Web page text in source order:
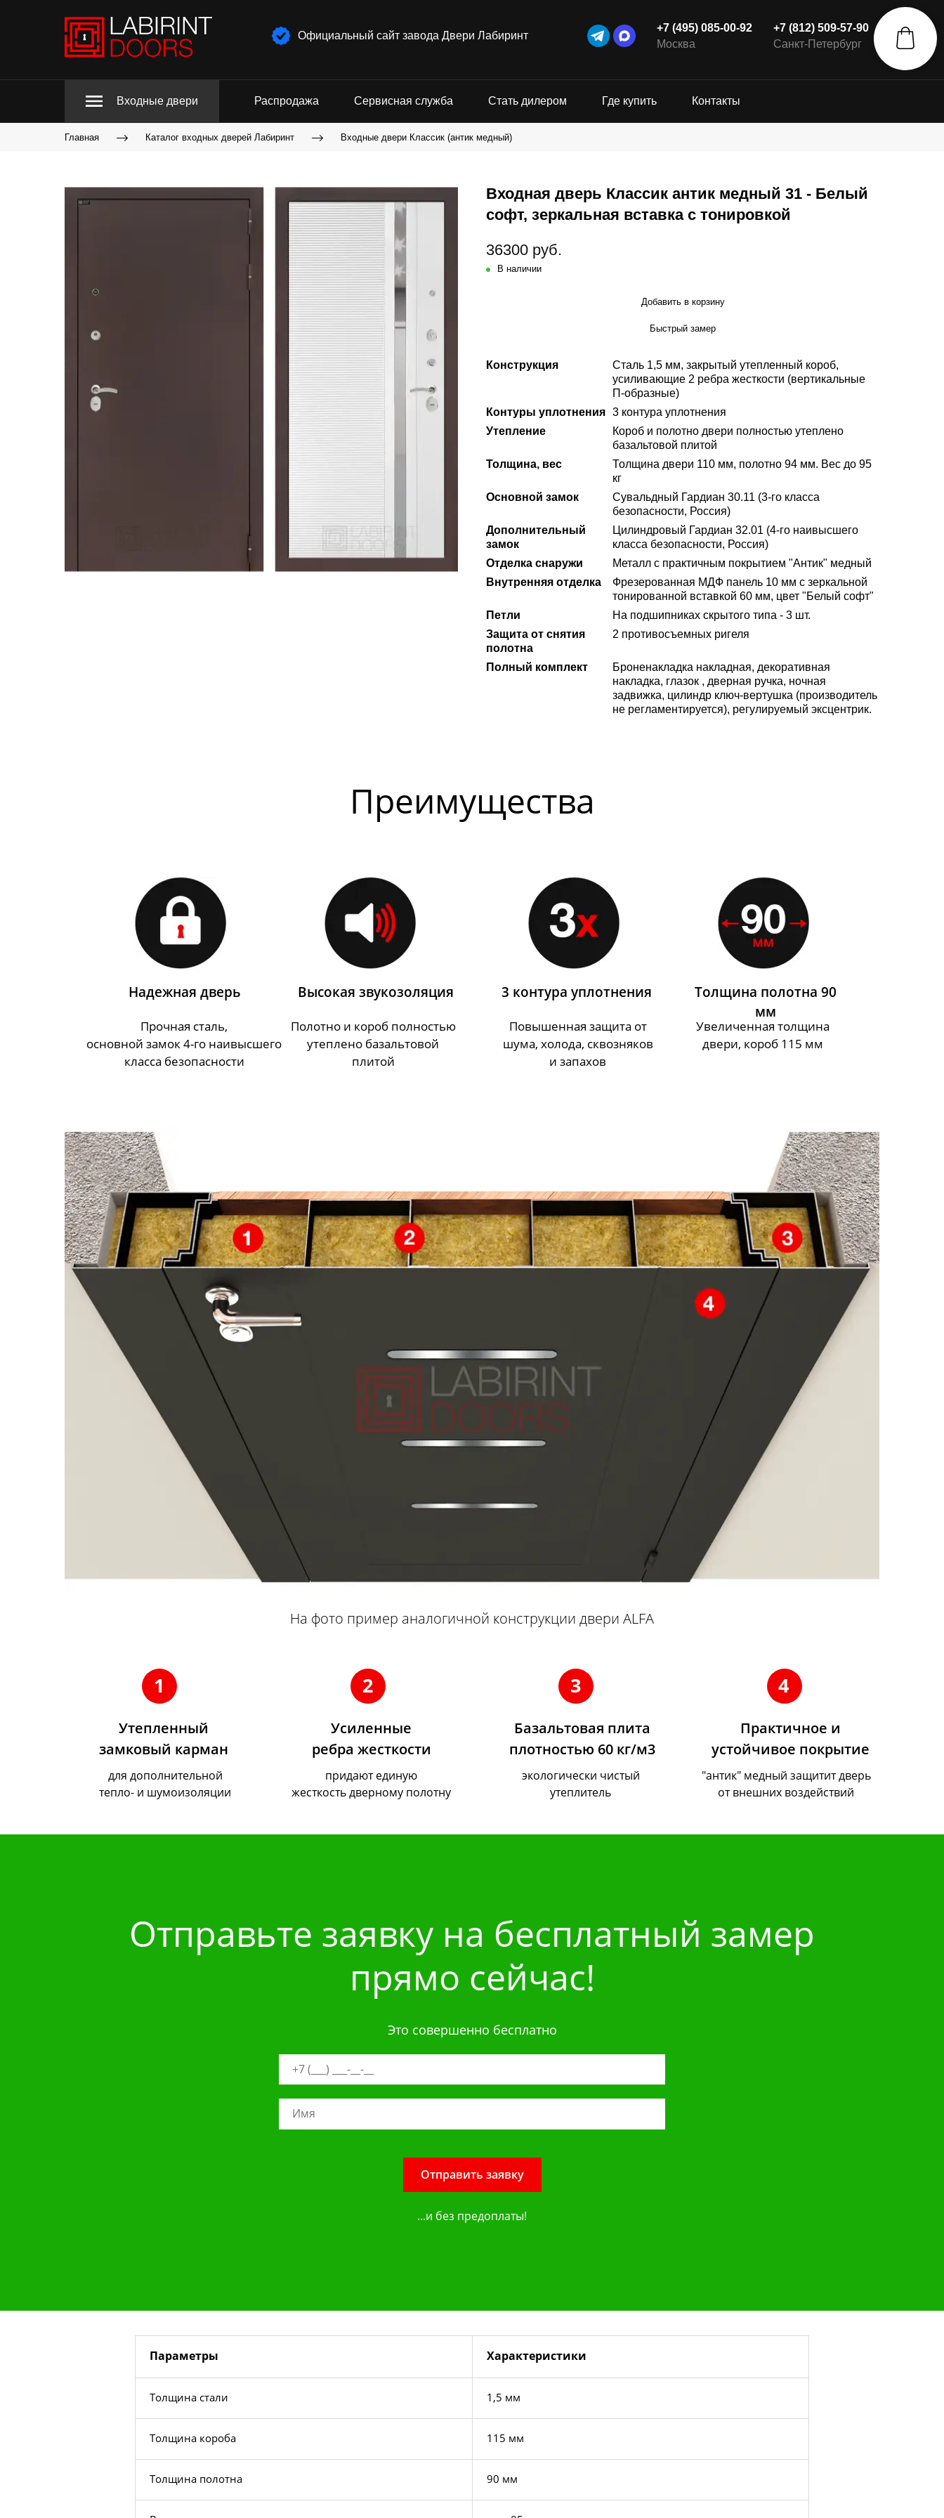
Официальный сайт завода Двери Лабиринт
+7 (495) 085-00-92
Москва
+7 (812) 509-57-90
Санкт-Петербург
Входные двери Распродажа Сервисная служба Стать дилером Где купить Контакты
Главная Каталог входных дверей Лабиринт Входные двери Классик (антик медный)
Входная дверь Классик антик медный 31 - Белый
софт, зеркальная вставка с тонировкой
36300 руб.
В наличии
Добавить в корзину
Быстрый замер
Конструкция
Сталь 1,5 мм, закрытый утепленный короб,
усиливающие 2 ребра жесткости (вертикальные
П-образные)
Контуры уплотнения 3 контура уплотнения
Утепление
Короб и полотно двери полностью утеплено
базальтовой плитой
Толщина, вес
Толщина двери 110 мм, полотно 94 мм. Вес до 95
кг
Основной замок
Сувальдный Гардиан 30.11 (3-го класса
безопасности, Россия)
Дополнительный
замок
Цилиндровый Гардиан 32.01 (4-го наивысшего
класса безопасности, Россия)
Отделка снаружи
Металл с практичным покрытием "Антик" медный
Внутренняя отделка
Фрезерованная МДФ панель 10 мм с зеркальной
тонированной вставкой 60 мм, цвет "Белый софт"
Петли
На подшипниках скрытого типа - 3 шт.
Защита от снятия
полотна
2 противосъемных ригеля
Полный комплект
Броненакладка накладная, декоративная
накладка, глазок , дверная ручка, ночная
задвижка, цилиндр ключ-вертушка (производитель
не регламентируется), регулируемый эксцентрик.
Преимущества
Надежная дверь Высокая звукозоляция
Толщина полотна 90
мм
Прочная сталь,
основной замок 4-го наивысшего
класса безопасности
Повышенная защита от
шума, холода, сквозняков
и запахов
Полотно и короб полностью
утеплено базальтовой
плитой
Увеличенная толщина
двери, короб 115 мм
3 контура уплотнения
На фото пример аналогичной конструкции двери ALFA
1 2 3 4
Утепленный
замковый карман
Усиленные
ребра жесткости
Базальтовая плита
плотностью 60 кг/м3
Практичное и
устойчивое покрытие
для дополнительной
тепло- и шумоизоляции
придают единую
жесткость дверному полотну
экологически чистый
утеплитель
"антик" медный защитит дверь
от внешних воздействий
Отправьте заявку на бесплатный замер
прямо сейчас!
Это совершенно бесплатно
Отправить заявку
...и без предоплаты!
Параметры Характеристики
Толщина стали 1,5 мм
Толщина короба 115 мм
Толщина полотна 90 мм